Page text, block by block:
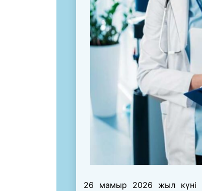
26 мамыр 2026 жыл күні